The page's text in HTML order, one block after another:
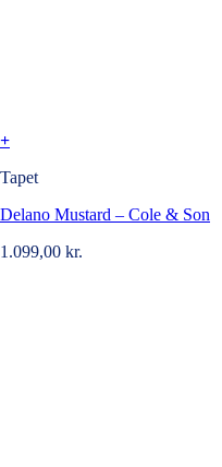
+
Tapet
Delano Mustard – Cole & Son
1.099,00 kr.